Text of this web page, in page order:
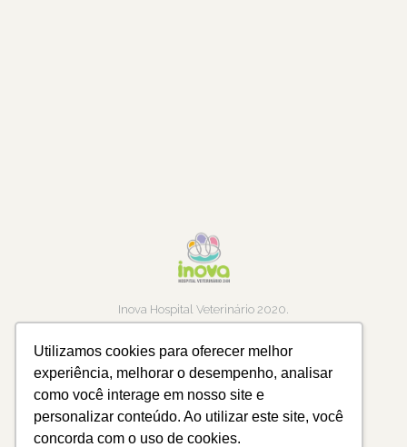
Utilizamos cookies para oferecer melhor
experiência, melhorar o desempenho, analisar
como você interage em nosso site e
personalizar conteúdo. Ao utilizar este site, você
concorda com o uso de cookies.
Inova Hospital Veterinário 2020.
Todos os direitos Reservados
24h
HOSPITAL VETERINÁRIO